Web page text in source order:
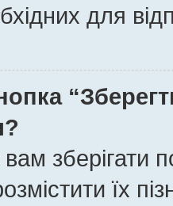
для
зберігати
їх